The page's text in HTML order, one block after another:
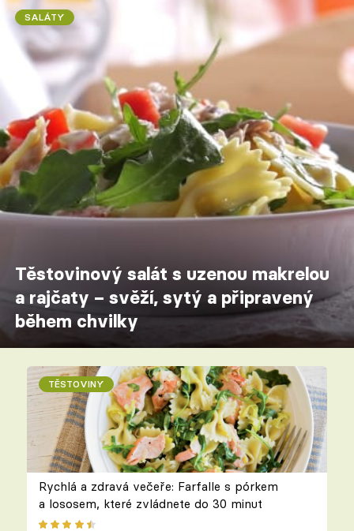
SALÁTY
Těstovinový salát s uzenou makrelou
a rajčaty – svěží, sytý a připravený
během chvilky
TĚSTOVINY
Rychlá a zdravá večeře: Farfalle s pórkem
a lososem, které zvládnete do 30 minut